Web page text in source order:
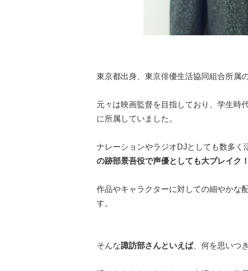
東京都出身、東京俳優生活協同組合所属
元々は映画監督を目指しており、学生時
に所属していました。
ナレーションやラジオDJとしても数多く
の跡部景吾役で声優としても大ブレイク！
作品やキャラクターに対しての細やかな
す。
そんな諏訪部さんといえば、何を思いつ